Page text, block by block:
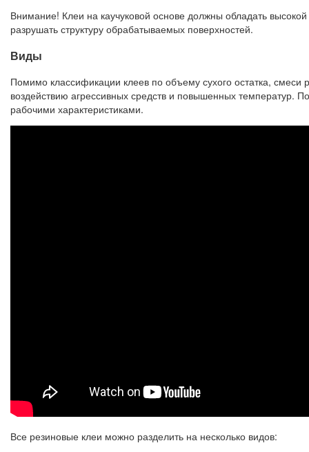
Внимание! Клеи на каучуковой основе должны обладать
разрушать структуру обрабатываемых поверхностей.
Виды
Помимо классификации клеев по объему сухого остатка, смеси
воздействию агрессивных средств и повышенных температур.
рабочими характеристиками.
Все резиновые клеи можно разделить на несколько видов: